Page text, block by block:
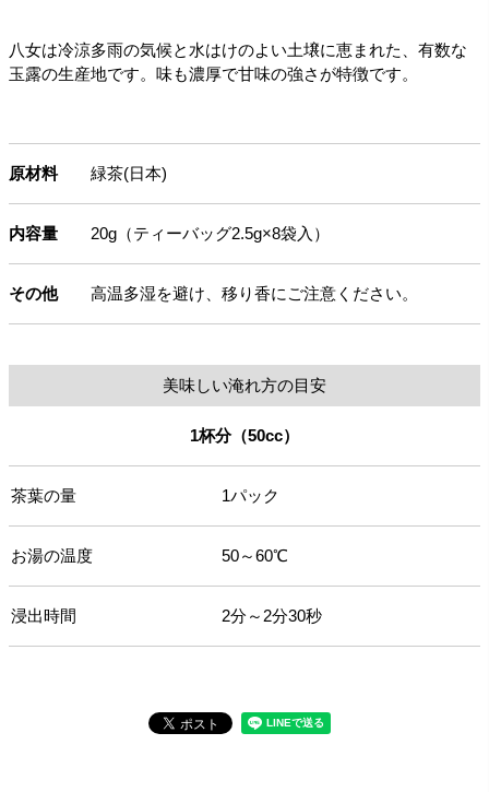
八女は冷涼多雨の気候と水はけのよい土壌に恵まれた、有数な
玉露の生産地です。味も濃厚で甘味の強さが特徴です。
原材料 緑茶(日本)
内容量 20g（ティーバッグ2.5g×8袋入）
その他 高温多湿を避け、移り香にご注意ください。
美味しい淹れ方の目安
1杯分（50cc）
茶葉の量 1パック
お湯の温度 50～60℃
浸出時間 2分～2分30秒